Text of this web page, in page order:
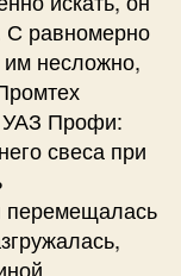
С равномерно
им несложно,
УАЗ Профи:
свеса при
перемещалась